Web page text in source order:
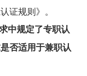
证规则》。
中规定了专职认
否适用于兼职认